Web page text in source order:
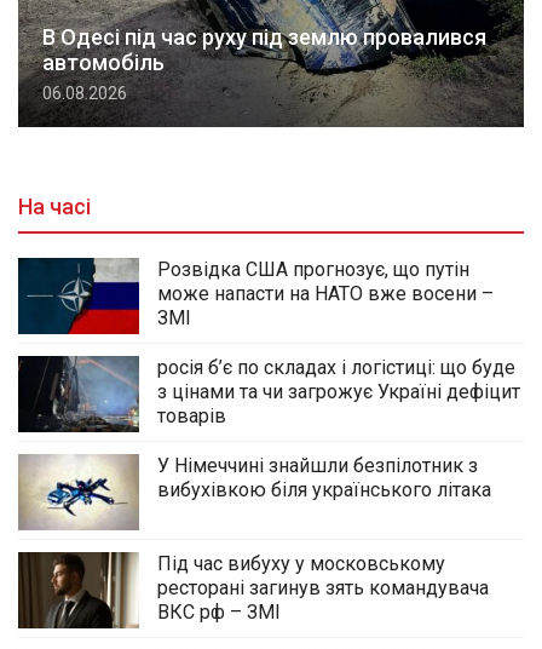
В Одесі під час руху під землю провалився
автомобіль
06.08.2026
На часі
Розвідка США прогнозує, що путін
може напасти на НАТО вже восени –
ЗМІ
росія б’є по складах і логістиці: що буде
з цінами та чи загрожує Україні дефіцит
товарів
У Німеччині знайшли безпілотник з
вибухівкою біля українського літака
Під час вибуху у московському
ресторані загинув зять командувача
ВКС рф – ЗМІ